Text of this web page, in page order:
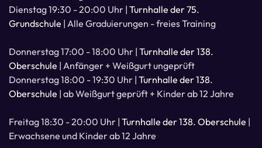
Dienstag 19:30 - 20:00 Uhr | Turnhalle der 75.
Grundschule | Alle Graduierungen - freies Training
Donnerstag 17:00 - 18:00 Uhr | Turnhalle der 138.
Oberschule | Anfänger + Weißgurt ungeprüft
Donnerstag 18:00 - 19:30 Uhr | Turnhalle der 138.
Oberschule | ab Weißgurt geprüft + Kinder ab 12 Jahre
Freitag 18:30 - 20:00 Uhr | Turnhalle der 138. Oberschule |
Erwachsene und Kinder ab 12 Jahre